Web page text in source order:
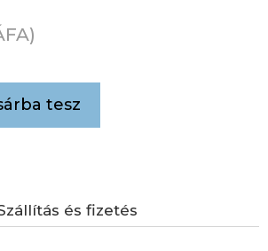
tesz
és fizetés